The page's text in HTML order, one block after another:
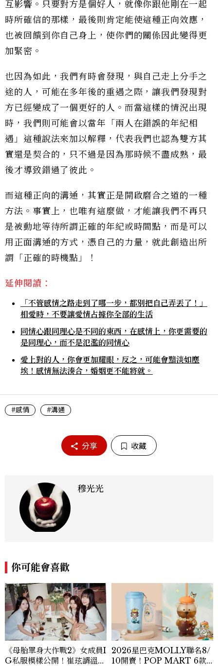
互影響。只要對方是個好人，就像你跟他剛在一起
時所確信的那樣，最後則肯定能使這種正向效應，
也被回饋到你自己身上，使你們的關係因此變得更
加緊密。
也因為如此，我們有時會發現，與自己走上分手之
途的人，可能在多年後的重遇之際，讓我們發現對
方已經變成了一個更好的人。而當這樣的情況出現
時，我們則可能會以當年「兩人在錯誤的年紀相
遇」這種說法來加以解釋，代表我們也認為雙方其
實還是契合的，只不過是因為那時候不盡成熟，最
後才導致錯過了彼此。
而這種正向的溝通，其實正是開啟磨合之道的一種
方法。事實上，也唯有這麼做，才能讓我們不再只
是被動地等待所謂正確的年紀或時間點，而是可以
用正面溝通的方式，憑自己的力量，就此創造出所
謂「正確的時機點」！
延伸閱讀：
「不管感情之路走到了哪一步，都別把自己弄丟了！」
相愛時，不要讓愛情占據你全部的生活
同情心跟同理心是不同的東西，在感情上，你更需要的
是同理心，而不是氾濫的同情心
愛上對的人，你會更加耀眼，反之，可能會黯淡如塵
埃！感情無法湊合，婚姻更不能將就。
#感情 #溝通
分享 收藏
穆光光
你可能會喜歡
《母胎單身大作戰2》女成員I
G私服模樣公開！崔玹諝溫柔
2026星巴克MOLLY聯名8/
10開賣！POP MART 6款